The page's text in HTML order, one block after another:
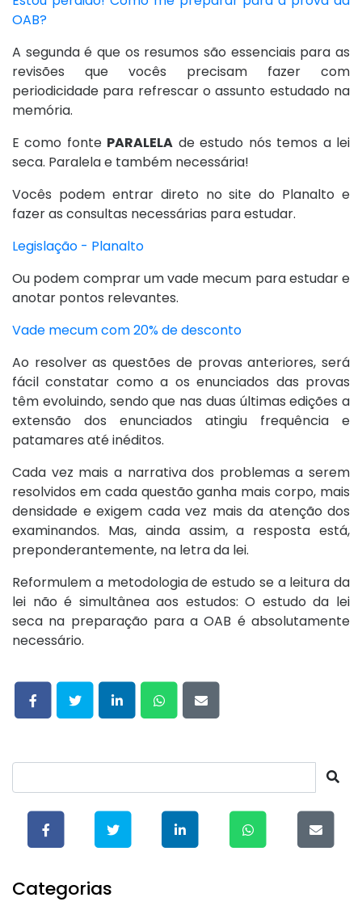
OAB?
A segunda é que os resumos são essenciais para as
revisões que vocês precisam fazer com
periodicidade para refrescar o assunto estudado na
memória.
E como fonte PARALELA de estudo nós temos a lei
seca. Paralela e também necessária!
Vocês podem entrar direto no site do Planalto e
fazer as consultas necessárias para estudar.
Legislação - Planalto
Ou podem comprar um vade mecum para estudar e
anotar pontos relevantes.
Vade mecum com 20% de desconto
Ao resolver as questões de provas anteriores, será
fácil constatar como a os enunciados das provas
têm evoluindo, sendo que nas duas últimas edições a
extensão dos enunciados atingiu frequência e
patamares até inéditos.
Cada vez mais a narrativa dos problemas a serem
resolvidos em cada questão ganha mais corpo, mais
densidade e exigem cada vez mais da atenção dos
examinandos. Mas, ainda assim, a resposta está,
preponderantemente, na letra da lei.
Reformulem a metodologia de estudo se a leitura da
lei não é simultânea aos estudos: O estudo da lei
seca na preparação para a OAB é absolutamente
necessário.
Categorias